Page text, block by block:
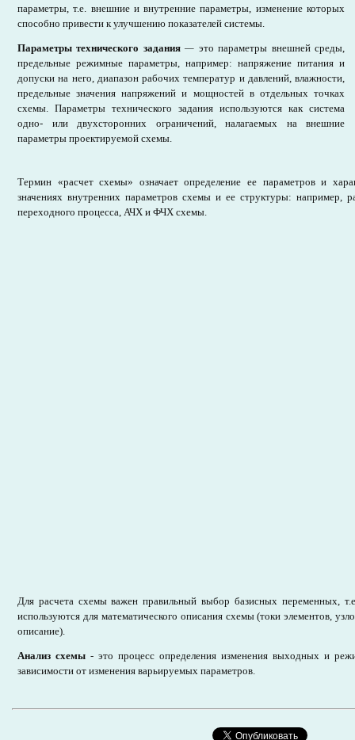
параметры, т.е. внешние и внутренние параметры, изменение которых
способно привести к улучшению показателей системы.
Параметры технического задания— это параметры внешней среды,
предельные режимные параметры, например: напряжение питания и
допуски на него, диапазон рабочих температур и давлений, влажности,
предельные значения напряжений и мощностей в отдельных точках
схемы. Параметры технического задания используются как система
одно- или двухсторонних ограничений, налагаемых на внешние
параметры проектируемой схемы.
Термин «расчет схемы» означает определение ее параметров и
значениях внутренних параметров схемы и ее структуры: например,
переходного процесса, АЧХ и ФЧХ схемы.
Для расчета схемы важен правильный выбор базисных переменных,
используются для математического описания схемы (токи элементов,
описание).
Анализ схемы - это процесс определения изменения выходных и
зависимости от изменения варьируемых параметров.